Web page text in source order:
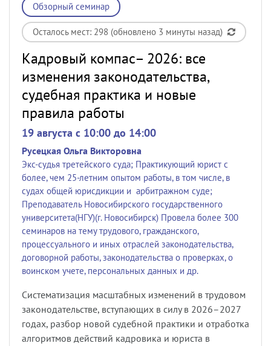
Обзорный семинар
Осталось мест: 298 (обновлено 3 минуты назад)
Кадровый компас– 2026: все
изменения законодательства,
судебная практика и новые
правила работы
19 августа c 10:00 до 14:00
Русецкая Ольга Викторовна
Экс-судья третейского суда; Практикующий юрист с
более, чем 25-летним опытом работы, в том числе, в
судах общей юрисдикции и арбитражном суде;
Преподаватель Новосибирского государственного
университета(НГУ)(г. Новосибирск) Провела более 300
семинаров на тему трудового, гражданского,
процессуального и иных отраслей законодательства,
договорной работы, законодательства о проверках, о
воинском учете, персональных данных и др.
Систематизация масштабных изменений в трудовом
законодательстве, вступающих в силу в 2026–2027
годах, разбор новой судебной практики и отработка
алгоритмов действий кадровика и юриста в